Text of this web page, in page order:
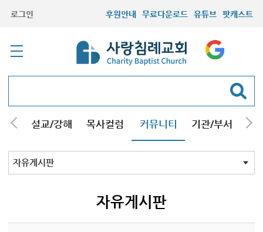
로그인 후원안내 무료다운로드 유튜브 팟캐스트
내 설교/강해 목사컬럼 커뮤니티 기관/부서 선
최근등록자료
자유게시판
자유게시판